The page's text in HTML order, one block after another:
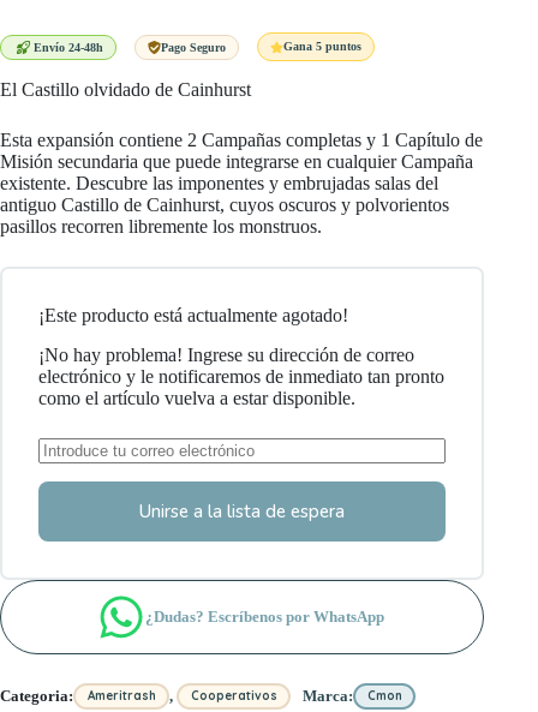
era:
es:
Envío 24-48h Pago Seguro Gana 5 puntos
El Castillo olvidado de Cainhurst
Esta expansión contiene 2 Campañas completas y 1 Capítulo de
Misión secundaria que puede integrarse en cualquier Campaña
existente. Descubre las imponentes y embrujadas salas del
antiguo Castillo de Cainhurst, cuyos oscuros y polvorientos
pasillos recorren libremente los monstruos.
¡Este producto está actualmente agotado!
¡No hay problema! Ingrese su dirección de correo
electrónico y le notificaremos de inmediato tan pronto
como el artículo vuelva a estar disponible.
Unirse a la lista de espera
¿Dudas? Escríbenos por WhatsApp
Categoria: Ameritrash , Cooperativos Marca: Cmon